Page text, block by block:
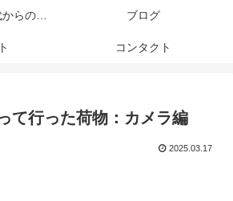
My Last Adventure ~40代からの世界一周旅行記~ ブログ
コンタクト
て行った荷物：カメラ編
2025.03.17